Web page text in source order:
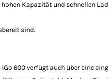
Kapazität und schnellen
sind.
600 verfügt auch über eine